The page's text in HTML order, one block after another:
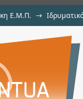
Ε.Μ.Π. →